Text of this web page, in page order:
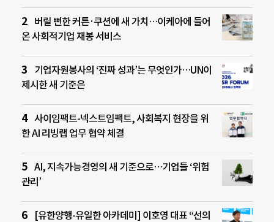
버릴 뻔한 커튼·쿠션에 새 가치…이케아에 들어
온 사회적기업 재봉 서비스
기업자원봉사의 ‘진짜 성과’는 무엇인가…UN이
제시한 새 기준은
사이임팩트-넥스트임팩트, 사회복지 현장을 위
한 AI 리빙랩 업무 협약 체결
AI, 지속가능경영의 새 기준으로…기업들 ‘위험
관리’
[유한양행-유일한 아카데미] 이호영 대표 “선의